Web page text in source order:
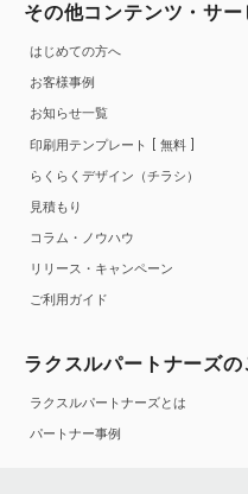
その他コンテンツ・サー
はじめての方へ
お客様事例
お知らせ一覧
印刷用テンプレート
無料
らくらくデザイン（チラシ）
見積もり
コラム・ノウハウ
リリース・キャンペーン
ご利用ガイド
ラクスルパートナーズの
ラクスルパートナーズとは
パートナー事例